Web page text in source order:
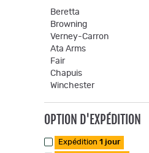
Beretta
Browning
Verney-Carron
Ata Arms
Fair
Chapuis
Winchester
OPTION D'EXPÉDITION
Expédition 1 jour